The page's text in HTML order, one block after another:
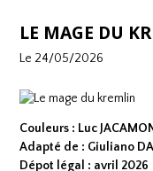
LE MAGE DU
Le 24/05/2026
Couleurs : Luc
Adapté de : Giuliano DA
Dépot légal : avril 2026